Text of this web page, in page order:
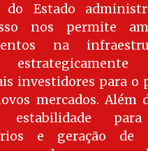
do Estado
nos permite
na
estrategicamente
investidores para o
mercados. Além
estabilidade
e geração de